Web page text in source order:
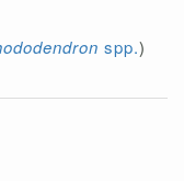
spp.)